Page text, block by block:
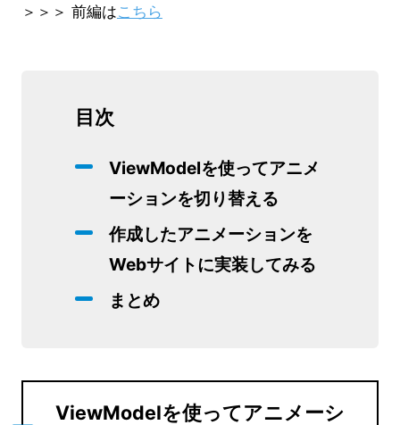
＞＞＞ 前編はこちら
目次
ViewModelを使ってアニメ
ーションを切り替える
作成したアニメーションを
Webサイトに実装してみる
まとめ
ViewModelを使ってアニメーシ